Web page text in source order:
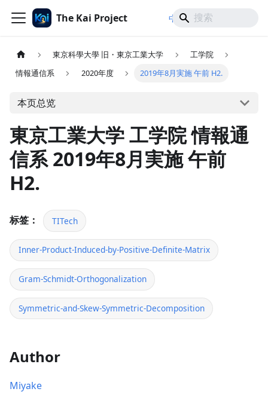
The Kai Project 中文/ 日本語
東京科學大學 旧・東京工業大学
工学院
情報通信系
2020年度 2019年8月実施 午前 H2.
本页总览
東京工業大学 工学院 情報通
信系 2019年8月実施 午前
H2.
标签： TITech
Inner-Product-Induced-by-Positive-Definite-Matrix
Gram-Schmidt-Orthogonalization
Symmetric-and-Skew-Symmetric-Decomposition
Author
Miyake